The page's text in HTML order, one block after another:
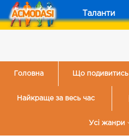
Таланти
Головна Що подивитись
Найкраще за весь час
Усі жанри